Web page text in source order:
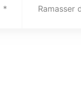
Ramasser